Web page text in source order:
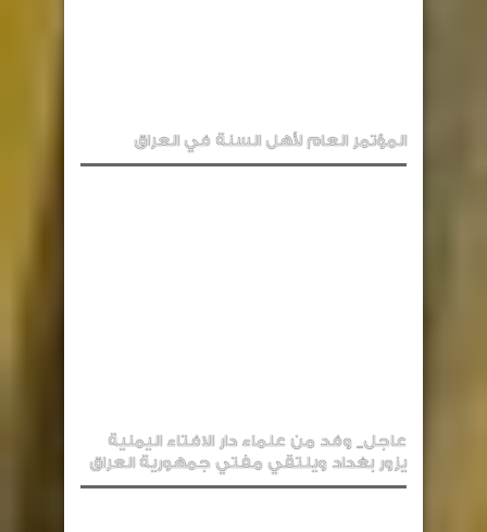
المؤتمر العام لأهل السنة في العراق
عاجل_ وفد من علماء دار الافتاء اليمنية
يزور بغداد ويلتقي مفتي جمهورية العراق